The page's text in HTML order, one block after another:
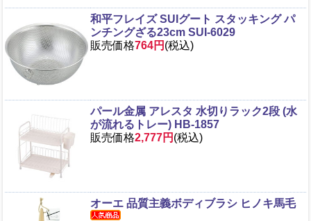
和平フレイズ SUIグート スタッキング パ
ンチングざる23cm SUI-6029
販売価格764円 (税込)
パール金属 アレスタ 水切りラック2段 (水
が流れるトレー) HB-1857
販売価格2,777円 (税込)
オーエ 品質主義ボディブラシ ヒノキ馬毛